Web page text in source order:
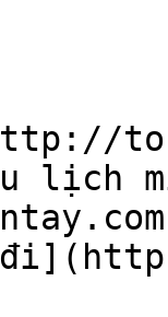
lịch